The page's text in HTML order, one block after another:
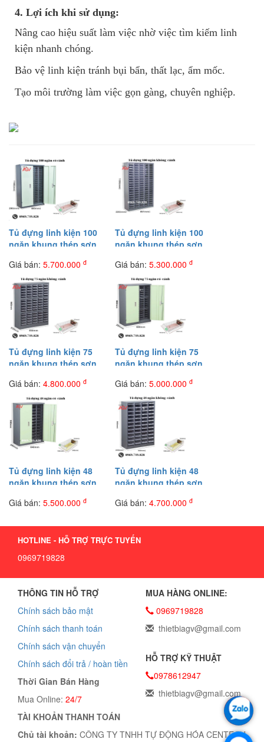
4. Lợi ích khi sử dụng:
Nâng cao hiệu suất làm việc nhờ việc tìm kiếm linh
kiện nhanh chóng.
Bảo vệ linh kiện tránh bụi bẩn, thất lạc, ẩm mốc.
Tạo môi trường làm việc gọn gàng, chuyên nghiệp.
Tủ đựng linh kiện 100
ngăn khung thép sơn
cánh tủ
Giá bán: 5.700.000 đ
Tủ đựng linh kiện 100
ngăn khung thép sơn
không có cánh tủ
Giá bán: 5.300.000 đ
Tủ đựng linh kiện 75
ngăn khung thép sơn
không có cánh tủ
Giá bán: 4.800.000 đ
Tủ đựng linh kiện 75
ngăn khung thép sơn
cánh tủ
Giá bán: 5.000.000 đ
Tủ đựng linh kiện 48
ngăn khung thép sơn
cánh tủ
Giá bán: 5.500.000 đ
Tủ đựng linh kiện 48
ngăn khung thép sơn
không cánh
Giá bán: 4.700.000 đ
HOTLINE - HỖ TRỢ TRỰC TUYẾN
0969719828
THÔNG TIN HỖ TRỢ
Chính sách bảo mật
Chính sách thanh toán
Chính sách vận chuyển
Chính sách đổi trả / hoàn tiền
Thời Gian Bán Hàng
Mua Online: 24/7
MUA HÀNG ONLINE:
0969719828
thietbiagv@gmail.com
HỖ TRỢ KỸ THUẬT
0978612947
thietbiagv@gmail.com
TÀI KHOẢN THANH TOÁN
Chủ tài khoản: CÔNG TY TNHH TỰ ĐỘNG HÓA CENTECH